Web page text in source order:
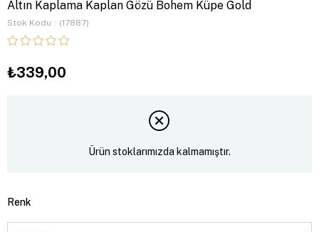
Altın Kaplama Kaplan Gözü Bohem Küpe Gold
Stok Kodu (17887)
₺339,00
Ürün stoklarımızda kalmamıştır.
Renk